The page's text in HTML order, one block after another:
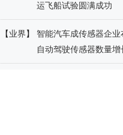
运飞船试验圆满成功
【业界】
智能汽车成传感器企
自动驾驶传感器数量增